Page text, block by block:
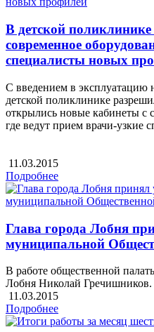
В детской
современное
специалисты новых
С введением в эксплуатацию
детской поликлинике
открылись новые кабинеты с
где ведут прием врачи-узкие
11.03.2015
Подробнее
Глава города Лобня
муниципальной
В работе общественной
Лобня Николай Гречишников.
11.03.2015
Подробнее